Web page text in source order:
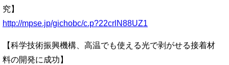
究】
http://mpse.jp/gichobc/c.p?22crlN88UZ1
【科学技術振興機構、高温でも使える光で剥がせる接着材
料の開発に成功】